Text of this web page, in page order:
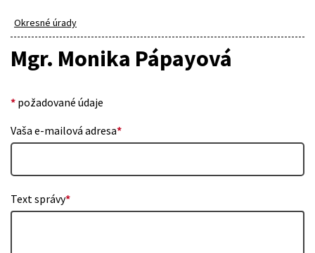
Okresné úrady
Mgr. Monika Pápayová
* požadované údaje
Vaša e-mailová adresa*
Text správy*